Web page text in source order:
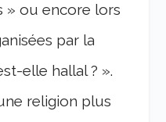
» ou encore lors
par la
elle hallal ? ».
religion plus